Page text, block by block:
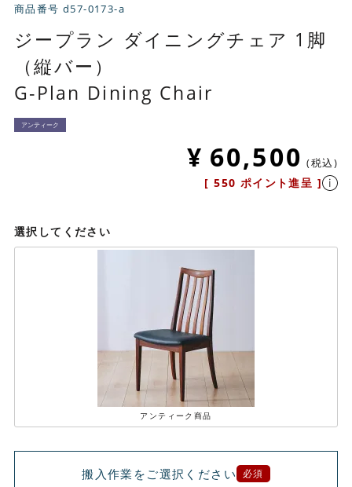
商品番号 d57-0173-a
ジープラン ダイニングチェア 1脚
（縦バー）
G-Plan Dining Chair
アンティーク
¥ 60,500 税込
[ 550 ポイント進呈 ]
選択してください
アンティーク商品
搬入作業をご選択ください 必須